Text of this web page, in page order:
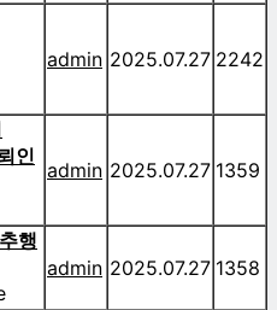
admin 2025.07.27 2242
인
admin 2025.07.27 1359
행
admin 2025.07.27 1358